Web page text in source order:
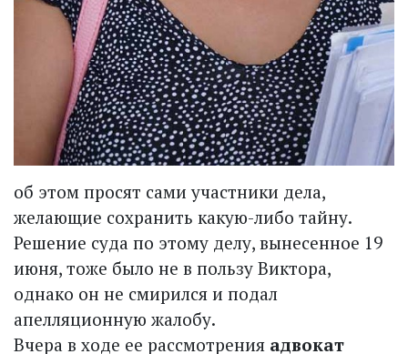
об этом просят сами участники дела,
желающие сохранить какую-либо тайну.
Решение суда по этому делу, вынесенное 19
июня, тоже было не в пользу Виктора,
однако он не смирился и подал
апелляционную жалобу.
Вчера в ходе ее рассмотрения адвокат